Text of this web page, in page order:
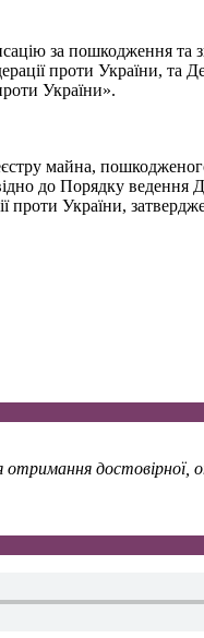
за пошкодження та
проти України,
України».
майна,
до Порядку
проти України,
достовірної,